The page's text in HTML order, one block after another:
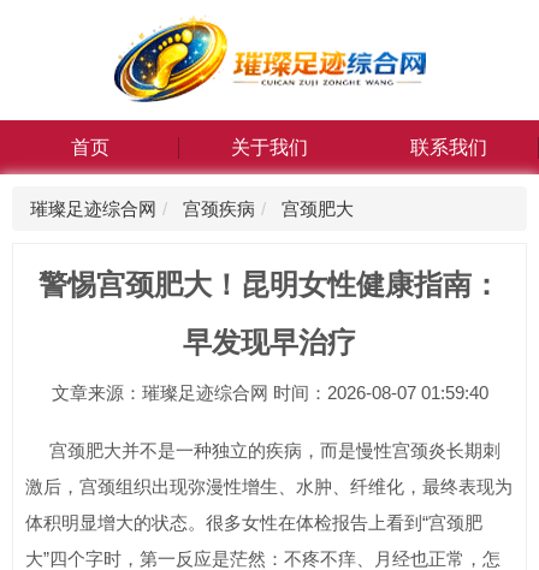
首页 关于我们 联系我们
璀璨足迹综合网 宫颈疾病 宫颈肥大
警惕宫颈肥大！昆明女性健康指南：
早发现早治疗
文章来源：璀璨足迹综合网 时间：2026-08-07 01:59:40
宫颈肥大并不是一种独立的疾病，而是慢性宫颈炎长期刺
激后，宫颈组织出现弥漫性增生、水肿、纤维化，最终表现为
体积明显增大的状态。很多女性在体检报告上看到“宫颈肥
大”四个字时，第一反应是茫然：不疼不痒、月经也正常，怎